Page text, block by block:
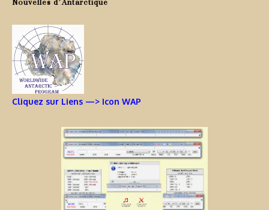
Cliquez sur Liens —> Icon WAP